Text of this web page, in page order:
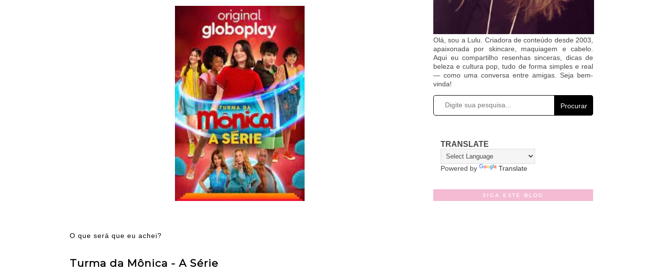
O que será que eu achei?
Turma da Mônica - A Série
Olá, sou a Lulu. Criadora de conteúdo desde 2003,
apaixonada por skincare, maquiagem e cabelo.
Aqui eu compartilho resenhas sinceras, dicas de
beleza e cultura pop, tudo de forma simples e real
— como uma conversa entre amigas. Seja bem-
vinda!
Procurar
TRANSLATE
Powered by Translate
SIGA ESTE BLOG